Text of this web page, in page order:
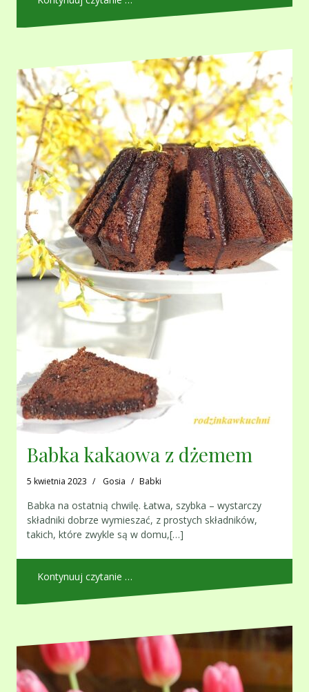
Babka kakaowa z dżemem
5 kwietnia 2023 Gosia Babki
Babka na ostatnią chwilę. Łatwa, szybka – wystarczy
składniki dobrze wymieszać, z prostych składników,
takich, które zwykle są w domu,[…]
Kontynuuj czytanie …